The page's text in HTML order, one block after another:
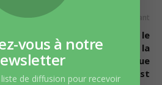
Aera Group compte sur le
Togo pour stimuler la
finance verte en Afrique
de l’Ouest
vous à notre
de diffusion pour recevoir